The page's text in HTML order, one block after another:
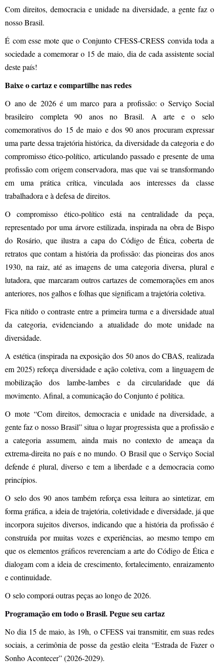
Com direitos, democracia e unidade na diversidade, a gente faz o
nosso Brasil.
É com esse mote que o Conjunto CFESS-CRESS convida toda a
sociedade a comemorar o 15 de maio, dia de cada assistente social
deste país!
Baixe o cartaz e compartilhe nas redes
O ano de 2026 é um marco para a profissão: o Serviço Social
brasileiro completa 90 anos no Brasil. A arte e o selo
comemorativos do 15 de maio e dos 90 anos procuram expressar
uma parte dessa trajetória histórica, da diversidade da categoria e do
compromisso ético-político, articulando passado e presente de uma
profissão com origem conservadora, mas que vai se transformando
em uma prática crítica, vinculada aos interesses da classe
trabalhadora e à defesa de direitos.
O compromisso ético-político está na centralidade da peça,
representado por uma árvore estilizada, inspirada na obra de Bispo
do Rosário, que ilustra a capa do Código de Ética, coberta de
retratos que contam a história da profissão: das pioneiras dos anos
1930, na raiz, até as imagens de uma categoria diversa, plural e
lutadora, que marcaram outros cartazes de comemorações em anos
anteriores, nos galhos e folhas que significam a trajetória coletiva.
Fica nítido o contraste entre a primeira turma e a diversidade atual
da categoria, evidenciando a atualidade do mote unidade na
diversidade.
A estética (inspirada na exposição dos 50 anos do CBAS, realizada
em 2025) reforça diversidade e ação coletiva, com a linguagem de
mobilização dos lambe-lambes e da circularidade que dá
movimento. Afinal, a comunicação do Conjunto é política.
O mote “Com direitos, democracia e unidade na diversidade, a
gente faz o nosso Brasil” situa o lugar progressista que a profissão e
a categoria assumem, ainda mais no contexto de ameaça da
extrema-direita no país e no mundo. O Brasil que o Serviço Social
defende é plural, diverso e tem a liberdade e a democracia como
princípios.
O selo dos 90 anos também reforça essa leitura ao sintetizar, em
forma gráfica, a ideia de trajetória, coletividade e diversidade, já que
incorpora sujeitos diversos, indicando que a história da profissão é
construída por muitas vozes e experiências, ao mesmo tempo em
que os elementos gráficos reverenciam a arte do Código de Ética e
dialogam com a ideia de crescimento, fortalecimento, enraizamento
e continuidade.
O selo comporá outras peças ao longo de 2026.
Programação em todo o Brasil. Pegue seu cartaz
No dia 15 de maio, às 19h, o CFESS vai transmitir, em suas redes
sociais, a cerimônia de posse da gestão eleita “Estrada de Fazer o
Sonho Acontecer” (2026-2029).